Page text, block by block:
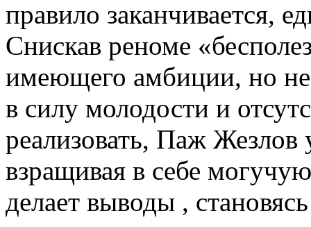
правило заканчивается,
Снискав реноме
имеющего амбиции, но
в силу молодости и
реализовать, Паж Жезлов
взращивая в себе
делает выводы ,